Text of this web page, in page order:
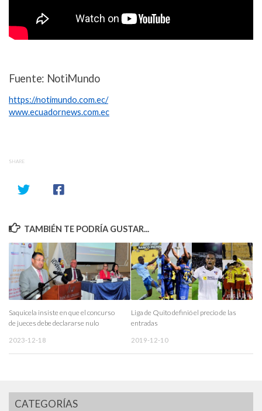
Fuente: NotiMundo
https://notimundo.com.ec/
www.ecuadornews.com.ec
SHARE
TAMBIÉN TE PODRÍA GUSTAR...
Saquicela insiste en que el concurso
de jueces debe declararse nulo
2023-12-18
Liga de Quito definió el precio de las
entradas
2019-12-10
CATEGORÍAS